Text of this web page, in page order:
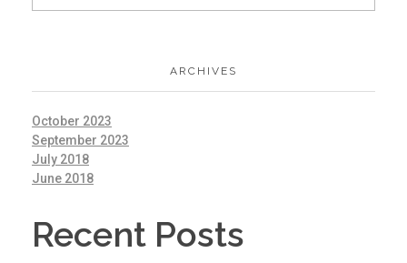
ARCHIVES
October 2023
September 2023
July 2018
June 2018
Recent Posts